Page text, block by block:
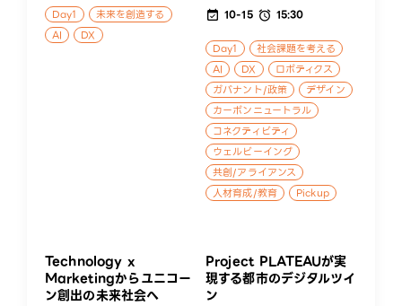
Day1
未来を創造する
AI
DX
10-15
15:30
Day1
社会課題を考える
AI
DX
ロボティクス
ガバナント/政策
デザイン
カーボンニュートラル
コネクティビティ
ウェルビーイング
共創/アライアンス
人材育成/教育
Pickup
Technology x
Marketingからユニコー
ン創出の未来社会へ
Project PLATEAUが実
現する都市のデジタルツイ
ン